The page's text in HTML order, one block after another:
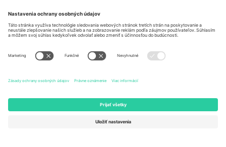
Germany
Unter den Linden 24, 10117
Berlin, Germany
167 City Road, London, Greater
London, EC1V 1AW, United
131 Continental Dr, Suite 305,
Dorfstrasse 52a, 6390